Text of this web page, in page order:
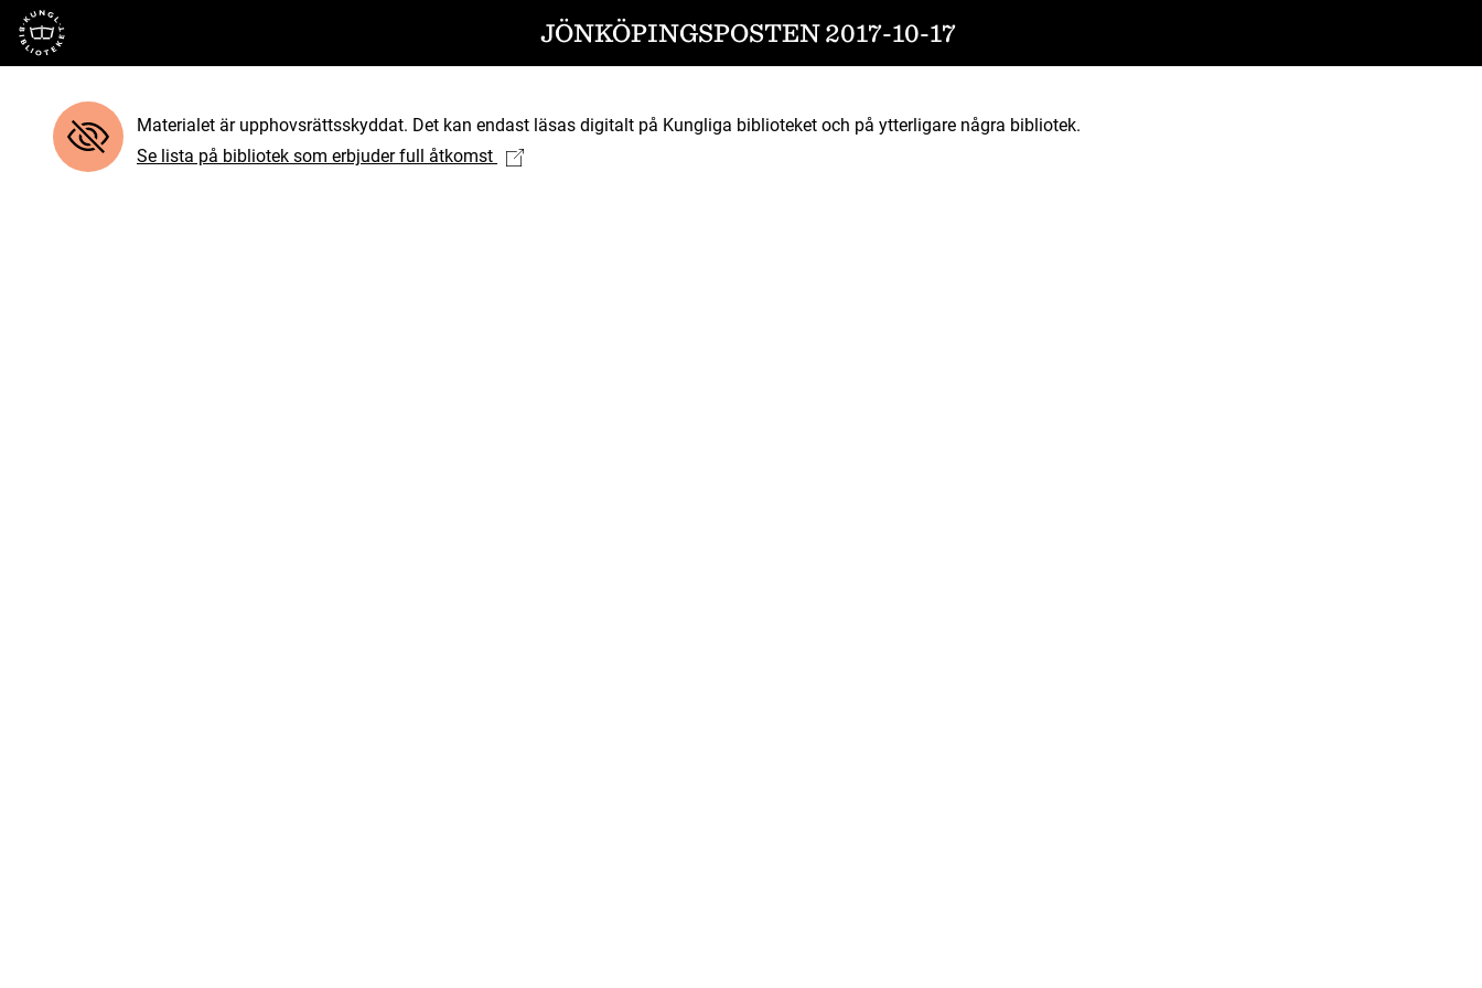
Till startsidan JÖNKÖPINGSPOSTEN 2017-10-17
Materialet är upphovsrättsskyddat. Det kan endast läsas digitalt på Kungliga biblioteket och på ytterligare några bibliotek.
Se lista på bibliotek som erbjuder full åtkomst